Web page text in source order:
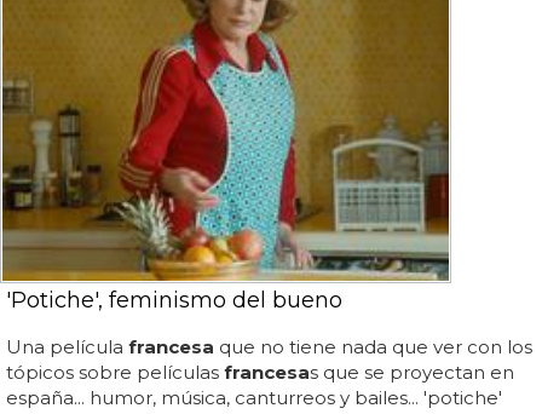
'Potiche', feminismo del bueno
Una película francesa que no tiene nada que ver con los
tópicos sobre películas francesas que se proyectan en
españa... humor, música, canturreos y bailes... 'potiche'